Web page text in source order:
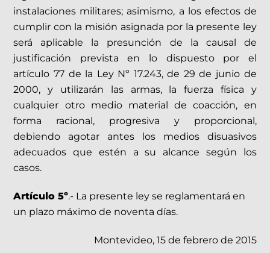
instalaciones militares; asimismo, a los efectos de
cumplir con la misión asignada por la presente ley
será aplicable la presunción de la causal de
justificación prevista en lo dispuesto por el
artículo 77 de la Ley Nº 17.243, de 29 de junio de
2000, y utilizarán las armas, la fuerza física y
cualquier otro medio material de coacción, en
forma racional, progresiva y proporcional,
debiendo agotar antes los medios disuasivos
adecuados que estén a su alcance según los
casos.
Artículo 5º.- La presente ley se reglamentará en
un plazo máximo de noventa días.
Montevideo, 15 de febrero de 2015